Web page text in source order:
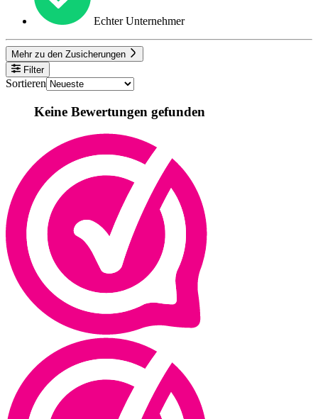
Echter Unternehmer
Mehr zu den Zusicherungen
Filter
Sortieren
Keine Bewertungen gefunden